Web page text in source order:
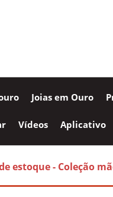
Joias em Ouro
Vídeos Aplicativo
estoque- Coleção